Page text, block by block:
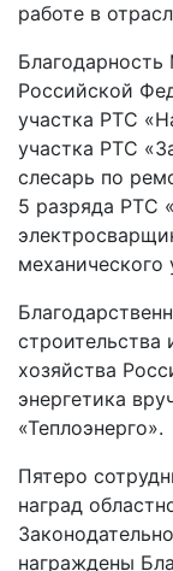
работе в
Благодарность
Российской
участка РТС
участка РТС
слесарь по
5 разряда РТС
хозяйства
энергетика
«Теплоэнерго».
Пятеро
наград
награждены